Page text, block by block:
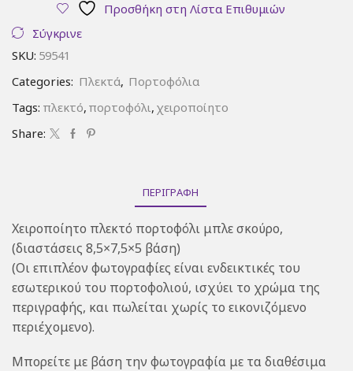
ποσότητα
Προσθήκη στη Λίστα Επιθυμιών
Σύγκρινε
SKU: 59541
Categories: Πλεκτά, Πορτοφόλια
Tags: πλεκτό, πορτοφόλι, χειροποίητο
Share:
ΠΕΡΙΓΡΑΦΉ
Χειροποίητο πλεκτό πορτοφόλι μπλε σκούρο,
(διαστάσεις 8,5×7,5×5 βάση)
(Οι επιπλέον φωτογραφίες είναι ενδεικτικές του
εσωτερικού του πορτοφολιού, ισχύει το χρώμα της
περιγραφής, και πωλείται χωρίς το εικονιζόμενο
περιέχομενο).
Μπορείτε με βάση την φωτογραφία με τα διαθέσιμα